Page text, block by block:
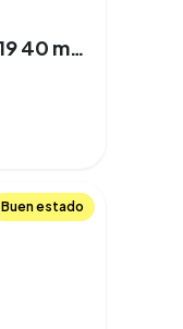
FESTINA F20513 Talla 19 40 mm Cuarzo Acero
Buen estado